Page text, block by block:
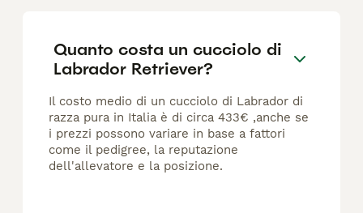
Quanto costa un cucciolo di
Labrador Retriever?
Il costo medio di un cucciolo di Labrador di
razza pura in Italia è di circa 433€ ,anche se
i prezzi possono variare in base a fattori
come il pedigree, la reputazione
dell'allevatore e la posizione.